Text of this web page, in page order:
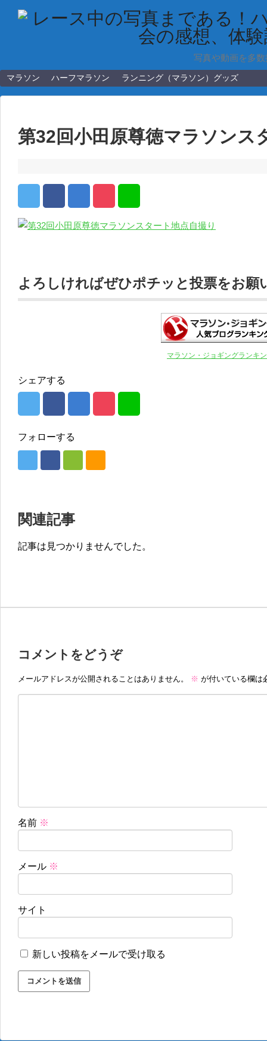
写真や動画を多
マラソン ハーフマラソン ランニング（マラソン）グッズ
第32回小田原尊徳マラソンス
よろしければぜひポチッと投票をお願
マラソン・ジョギングランキ
シェアする
フォローする
関連記事
記事は見つかりませんでした。
コメントをどうぞ
メールアドレスが公開されることはありません。 ※ が付いている欄は
名前 ※
メール ※
サイト
新しい投稿をメールで受け取る